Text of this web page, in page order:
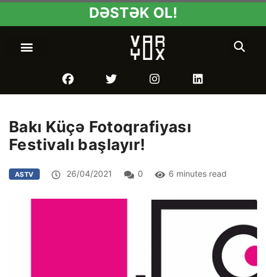
DƏSTƏK OL!
Bakı Küçə Fotoqrafiyası
Festivalı başlayır!
ASTV 26/04/2021 0 6 minutes read